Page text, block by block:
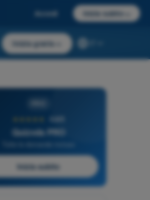
Accedi Inizia subito
Inizia gratis
4,6/5
Quizvds PRO
Inizia subito